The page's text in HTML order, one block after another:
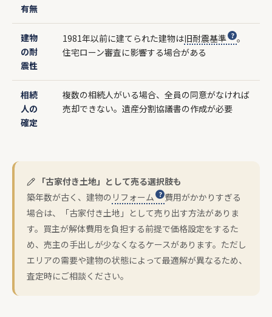
有無
建物
の耐
震性
1981年以前に建てられた建物は旧耐震基準
。
住宅ローン審査に影響する場合がある
相続
人の
確定
複数の相続人がいる場合、全員の同意がなければ
売却できない。遺産分割協議書の作成が必要
「古家付き土地」として売る選択肢も
築年数が古く、建物の リフォーム
費用がかかりすぎる
場合は、「古家付き土地」として売り出す方法がありま
す。買主が解体費用を負担する前提で価格設定をするた
め、売主の手出しが少なくなるケースがあります。ただし
エリアの需要や建物の状態によって最適解が異なるため、
査定時にご相談ください。